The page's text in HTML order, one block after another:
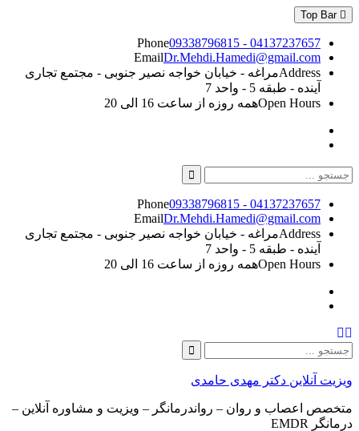
Skip
to
content
Top Bar
Phone09338796815 - 04137237657
EmailDr.Mehdi.Hamedi@gmail.com
Addressمراغه - خیابان خواجه نصیر جنوبی - مجتمع تجاری
آینده - طبقه 5 - واحد 7
Open Hoursهمه روزه از ساعت 16 الی 20
Search
for:
Phone09338796815 - 04137237657
EmailDr.Mehdi.Hamedi@gmail.com
Addressمراغه - خیابان خواجه نصیر جنوبی - مجتمع تجاری
آینده - طبقه 5 - واحد 7
Open Hoursهمه روزه از ساعت 16 الی 20
Search
Search
for:
ویزیت آنلاین دکتر مهدی حامدی
متخصص اعصاب و روان – رواندرمانگر – ویزیت و مشاوره آنلاین –
درمانگر EMDR